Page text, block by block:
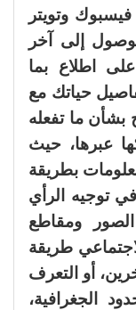
فيسبوك وتويتر
إلى آخر
على اطلاع بما
حياتك مع
بشأن ما تفعله
عبرها، حيث
بطريقة
توجيه الرأي
ومقاطع
طريقة
أو التعرف
الجغرافية،